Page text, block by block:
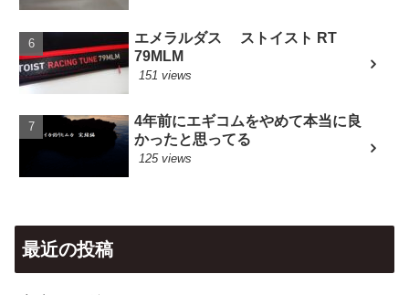
エメラルダス ストイスト RT
79MLM
151 views
4年前にエギコムをやめて本当に良
かったと思ってる
125 views
最近の投稿